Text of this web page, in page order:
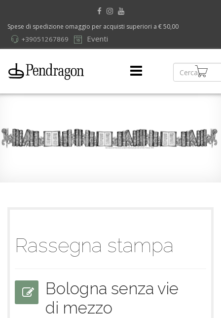
Spese di spedizione omaggio per acquisti superiori a € 50,00
Eventi
+39051267869
Rassegna stampa
Bologna senza vie
di mezzo